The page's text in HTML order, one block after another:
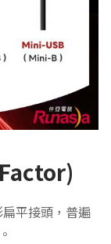
平接頭，普遍